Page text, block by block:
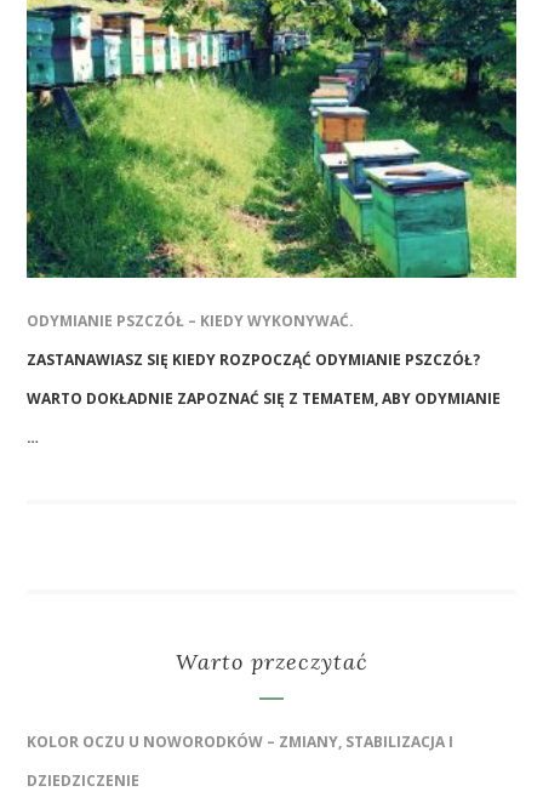
ODYMIANIE PSZCZÓŁ – KIEDY WYKONYWAĆ.
ZASTANAWIASZ SIĘ KIEDY ROZPOCZĄĆ ODYMIANIE PSZCZÓŁ?
WARTO DOKŁADNIE ZAPOZNAĆ SIĘ Z TEMATEM, ABY ODYMIANIE
…
Warto przeczytać
KOLOR OCZU U NOWORODKÓW – ZMIANY, STABILIZACJA I
DZIEDZICZENIE